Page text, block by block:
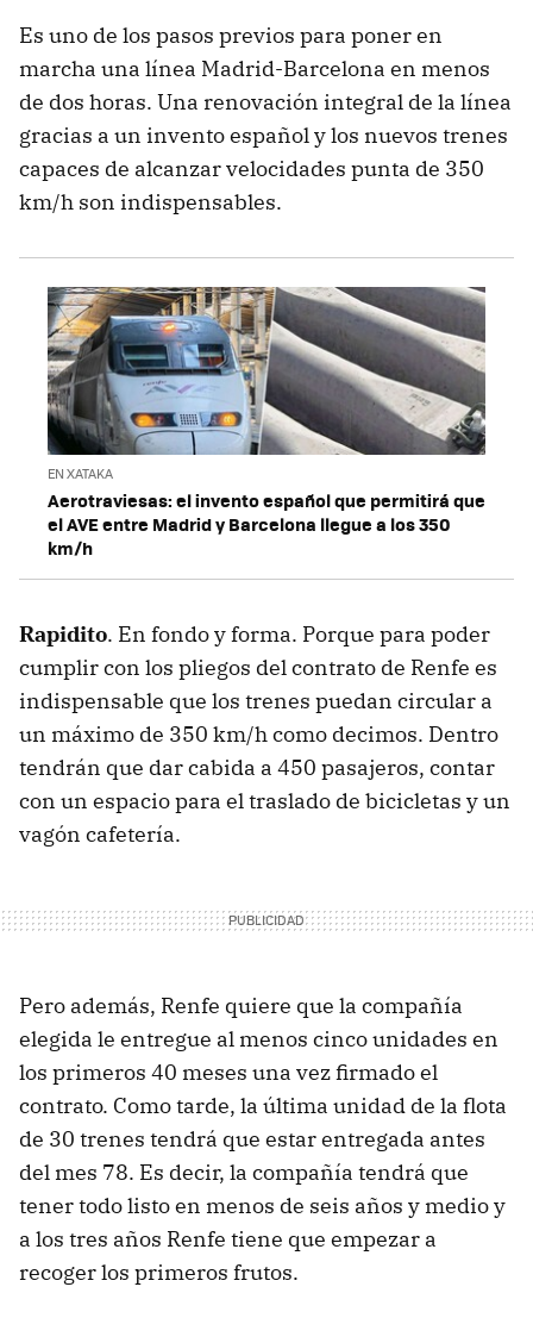
Es uno de los pasos previos para poner en
marcha una línea Madrid-Barcelona en menos
de dos horas. Una renovación integral de la línea
gracias a un invento español y los nuevos trenes
capaces de alcanzar velocidades punta de 350
km/h son indispensables.
EN XATAKA
Aerotraviesas: el invento español que permitirá que
el AVE entre Madrid y Barcelona llegue a los 350
km/h
Rapidito. En fondo y forma. Porque para poder
cumplir con los pliegos del contrato de Renfe es
indispensable que los trenes puedan circular a
un máximo de 350 km/h como decimos. Dentro
tendrán que dar cabida a 450 pasajeros, contar
con un espacio para el traslado de bicicletas y un
vagón cafetería.
Pero además, Renfe quiere que la compañía
elegida le entregue al menos cinco unidades en
los primeros 40 meses una vez firmado el
contrato. Como tarde, la última unidad de la flota
de 30 trenes tendrá que estar entregada antes
del mes 78. Es decir, la compañía tendrá que
tener todo listo en menos de seis años y medio y
a los tres años Renfe tiene que empezar a
recoger los primeros frutos.